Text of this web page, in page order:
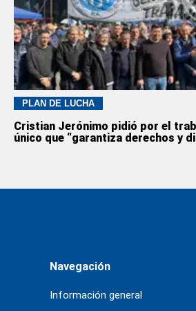
PLAN DE LUCHA
Cristian Jerónimo pidió por el
único que “garantiza derechos y
Navegación
Información general